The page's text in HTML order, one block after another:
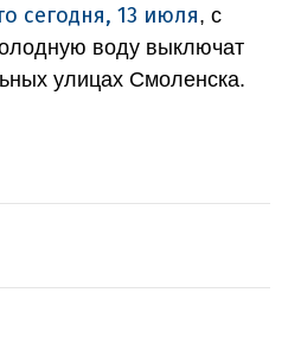
сегодня, 13 июля, с
воду выключат
улицах Смоленска.